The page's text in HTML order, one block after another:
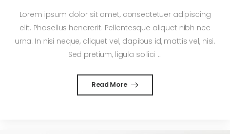
Lorem ipsum dolor sit amet, consectetuer adipiscing
elit. Phasellus hendrerit. Pellentesque aliquet nibh nec
urna. In nisi neque, aliquet vel, dapibus id, mattis vel, nisi.
Sed pretium, ligula sollici ...
Read More